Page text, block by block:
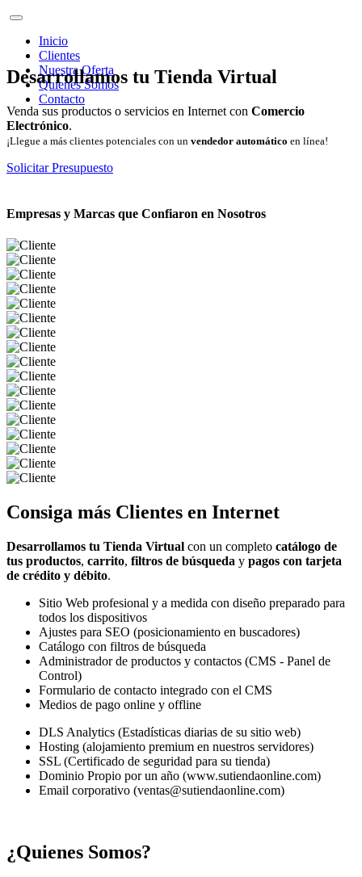
Inicio
Clientes
Nuestra Oferta
Quienes Somos
Contacto
Desarrollamos tu Tienda Virtual
Venda sus productos o servicios en Internet con Comercio
Electrónico.
¡Llegue a más clientes potenciales con un vendedor automático en línea!
Solicitar Presupuesto
Empresas y Marcas que Confiaron en Nosotros
Consiga más Clientes en Internet
Desarrollamos tu Tienda Virtual con un completo catálogo de
tus productos, carrito, filtros de búsqueda y pagos con tarjeta
de crédito y débito.
Sitio Web profesional y a medida con diseño preparado para
todos los dispositivos
Ajustes para SEO (posicionamiento en buscadores)
Catálogo con filtros de búsqueda
Administrador de productos y contactos (CMS - Panel de
Control)
Formulario de contacto integrado con el CMS
Medios de pago online y offline
DLS Analytics (Estadísticas diarias de su sitio web)
Hosting (alojamiento premium en nuestros servidores)
SSL (Certificado de seguridad para su tienda)
Dominio Propio por un año (www.sutiendaonline.com)
Email corporativo (ventas@sutiendaonline.com)
¿Quienes Somos?